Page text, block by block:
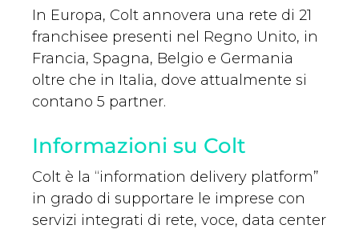
In Europa, Colt annovera una rete di 21
franchisee presenti nel Regno Unito, in
Francia, Spagna, Belgio e Germania
oltre che in Italia, dove attualmente si
contano 5 partner.
Informazioni su Colt
Colt è la “information delivery platform”
in grado di supportare le imprese con
servizi integrati di rete, voce, data center